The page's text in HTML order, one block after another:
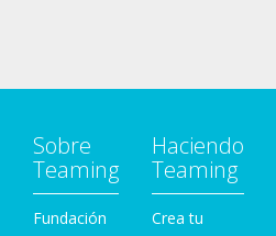
Sobre
Teaming
Fundación
Haciendo
Teaming
Crea tu